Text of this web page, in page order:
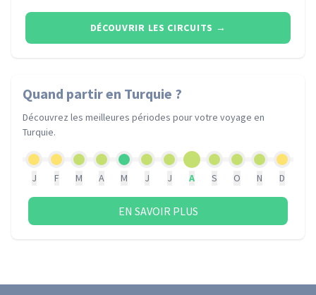
DÉCOUVRIR LES CIRCUITS →
Quand partiren Turquie ?
Découvrez les meilleures périodes pour votre voyage en
Turquie.
J F M A M J J A S O N D
EN SAVOIR PLUS